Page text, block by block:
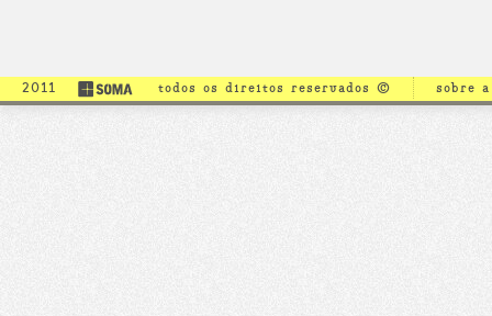
2011 todos os direitos reservados © sobre